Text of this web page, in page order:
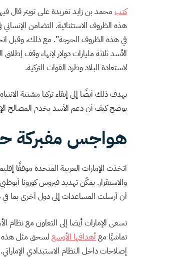
كتب محمد بن زايد تغريدة على تويتر قال
هذه الظروف الاستثنائية. التضامن
في هذه الظروف الحرجة”. مع ذلك، وقبل
الأسد ثلاثة مليارات دولار لإنهاء وقف
لاستعادة البلاد وطرد القوات التركية.
يهدف ذلك أيضًا إلى إبقاء تركيا مشتتة
يوضح كيف أن دعم الأسد يخدم المصالح
هواجس مفبركة
اتخذت الإمارات العربية المتحدة موقفًا
والاستقرار. يمكّن تهديد فيروس كورونا
أن أرسلت المساعدات إلى دول أخرى بما
تسعى الإمارات أيضا إلى التعاون مع نظام
تماشيًا معأهدافهاالأوسعلسحق مثل هذه
إصلاحات داخل النظام الاستبدادي